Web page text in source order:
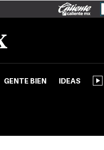
GENTE BIEN IDEAS